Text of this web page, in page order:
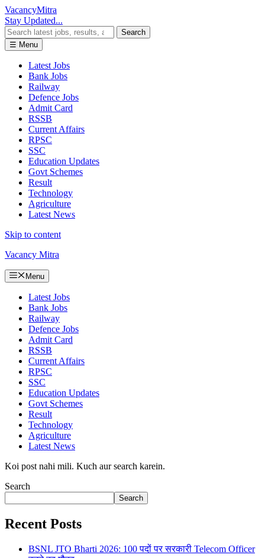
VacancyMitra
Stay Updated...
Search
☰ Menu
Latest Jobs
Bank Jobs
Railway
Defence Jobs
Admit Card
RSSB
Current Affairs
RPSC
SSC
Education Updates
Govt Schemes
Result
Technology
Agriculture
Latest News
Skip to content
Vacancy Mitra
Menu
Latest Jobs
Bank Jobs
Railway
Defence Jobs
Admit Card
RSSB
Current Affairs
RPSC
SSC
Education Updates
Govt Schemes
Result
Technology
Agriculture
Latest News
Koi post nahi mili. Kuch aur search karein.
Search
Search
Recent Posts
BSNL JTO Bharti 2026: 100 पदों पर सरकारी Telecom Officer